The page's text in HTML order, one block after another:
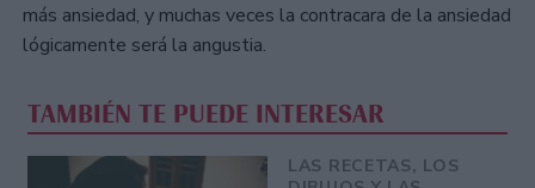
más ansiedad, y muchas veces la contracara de la ansiedad
lógicamente será la angustia.
TAMBIÉN TE PUEDE INTERESAR
LAS RECETAS, LOS